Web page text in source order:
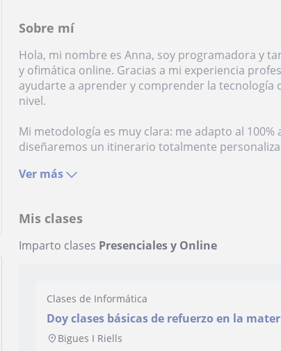
Sobre mí
Hola, mi nombre es Anna, soy programadora y
y ofimática online. Gracias a mi experiencia
ayudarte a aprender y comprender la tecnología
nivel.
Mi metodología es muy clara: me adapto al 100%
diseñaremos un itinerario totalmente
Ver más
Mis clases
Imparto clases Presenciales y Online
Clases de Informática
Doy clases básicas de refuerzo en la
principalmente programas de ofimática.
Bigues I Riells